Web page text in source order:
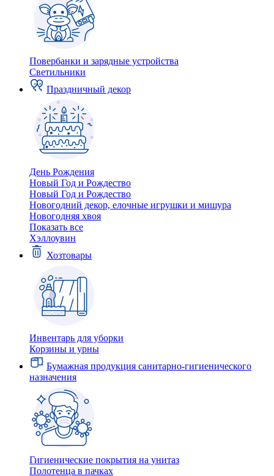
Повербанки и зарядные устройства
Светильники
Праздничный декор
День Рождения
Новый Год и Рождество
Новый Год и Рождество
Новогодний декор, елочные игрушки и мишура
Новогодняя хвоя
Показать все
Хэллоувин
Хозтовары
Инвентарь для уборки
Корзины и урны
Бумажная продукция санитарно-гигиенического
назначения
Гигиенические покрытия на унитаз
Полотенца в пачках